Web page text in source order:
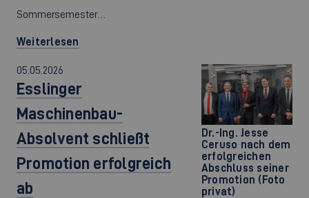
Sommersemester…
Weiterlesen
Dr.-Ing. Jesse
Ceruso nach dem
erfolgreichen
Abschluss seiner
Promotion (Foto
privat)
05.05.2026
Esslinger
Maschinenbau-
Absolvent schließt
Promotion erfolgreich
ab